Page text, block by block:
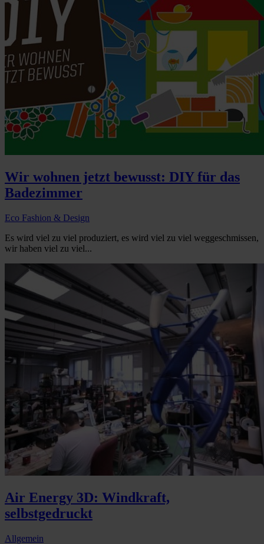
Wir wohnen jetzt bewusst: DIY für das
Badezimmer
Eco Fashion & Design
Es wird viel zu viel produziert, es wird viel zu viel weggeschmissen,
wir haben viel zu viel...
Air Energy 3D: Windkraft,
selbstgedruckt
Allgemein